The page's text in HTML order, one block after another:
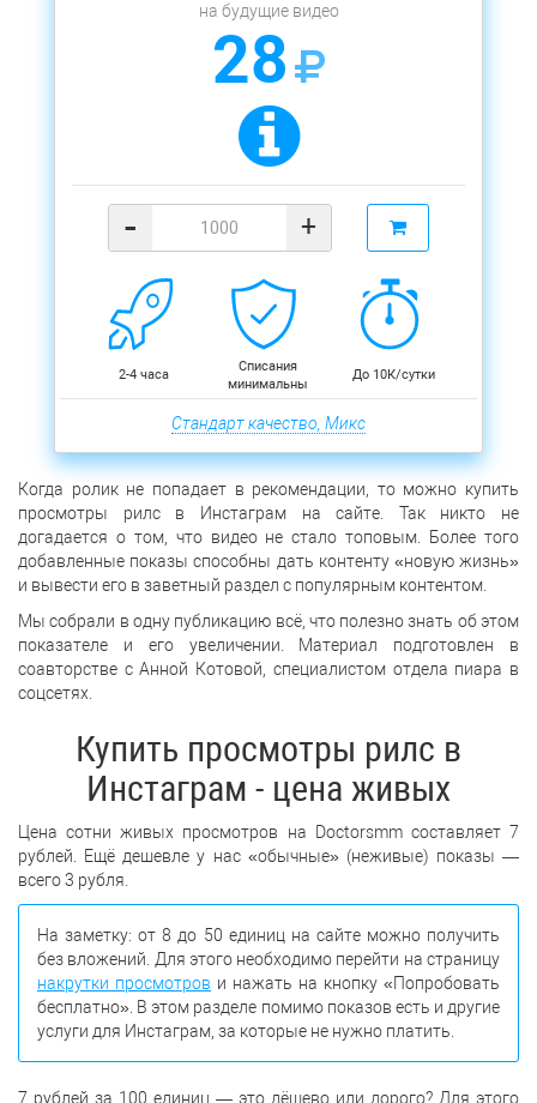
на будущие видео
28
- +
2-4 часа
Списания
минимальны
До 10К/сутки
Стандарт качество, Микс
Когда ролик не попадает в рекомендации, то можно купить
просмотры рилс в Инстаграм на сайте. Так никто не
догадается о том, что видео не стало топовым. Более того
добавленные показы способны дать контенту «новую жизнь»
и вывести его в заветный раздел с популярным контентом.
Мы собрали в одну публикацию всё, что полезно знать об этом
показателе и его увеличении. Материал подготовлен в
соавторстве с Анной Котовой, специалистом отдела пиара в
соцсетях.
Купить просмотры рилс в
Инстаграм - цена живых
Цена сотни живых просмотров на Doctorsmm составляет 7
рублей. Ещё дешевле у нас «обычные» (неживые) показы —
всего 3 рубля.
На заметку: от 8 до 50 единиц на сайте можно получить
без вложений. Для этого необходимо перейти на страницу
накрутки просмотров и нажать на кнопку «Попробовать
бесплатно». В этом разделе помимо показов есть и другие
услуги для Инстаграм, за которые не нужно платить.
7 рублей за 100 единиц — это дёшево или дорого? Для этого